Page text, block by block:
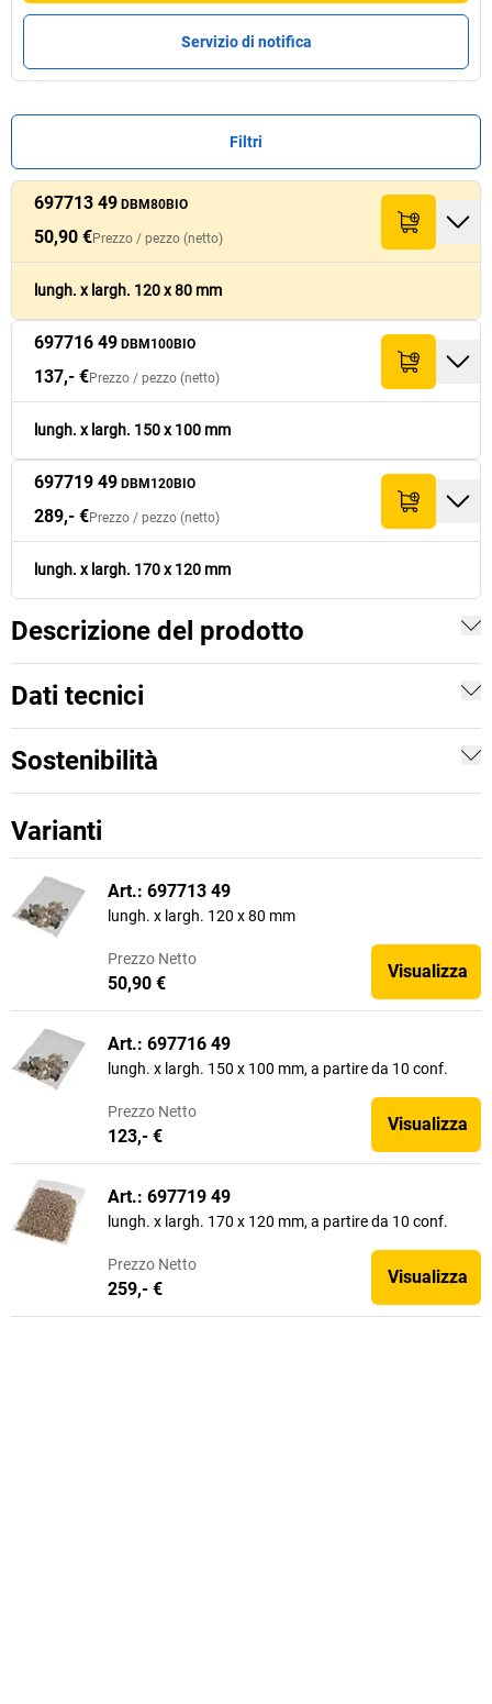
Servizio di notifica
Filtri
Art. Larghezza mm
Prezzo / conf.
Quantità
Art. Larghezza mm
Prezzo / conf.
Quantità
DBM80BIO
50,90 €
697716 49
137,- €
697719 49
DBM120BIO
697713 49 DBM80BIO
50,90 €Prezzo / pezzo (netto)
lungh. x largh. 120 x 80 mm
697716 49 DBM100BIO
137,- €Prezzo / pezzo (netto)
lungh. x largh. 150 x 100 mm
697719 49 DBM120BIO
289,- €Prezzo / pezzo (netto)
lungh. x largh. 170 x 120 mm
Descrizione del prodotto
Dati tecnici
Sostenibilità
Varianti
Art.: 697713 49
lungh. x largh. 120 x 80 mm
Prezzo Netto
50,90 €
Visualizza
Art.: 697716 49
lungh. x largh. 150 x 100 mm, a partire da 10 conf.
Prezzo Netto
123,- €
Visualizza
Art.: 697719 49
lungh. x largh. 170 x 120 mm, a partire da 10 conf.
Prezzo Netto
259,- €
Visualizza